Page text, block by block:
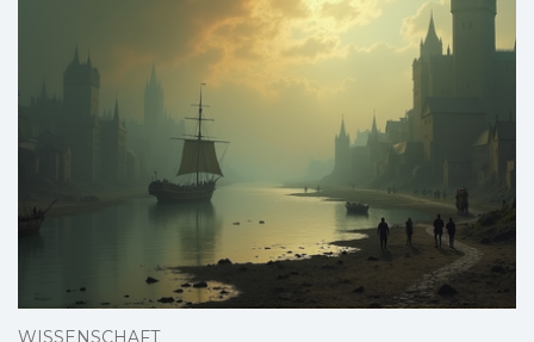
WISSENSCHAFT